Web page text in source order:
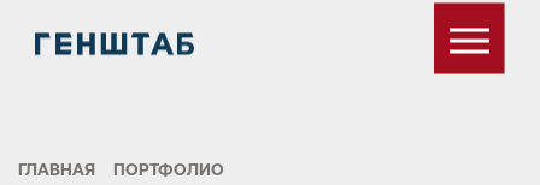
ГЛАВНАЯ ПОРТФОЛИО